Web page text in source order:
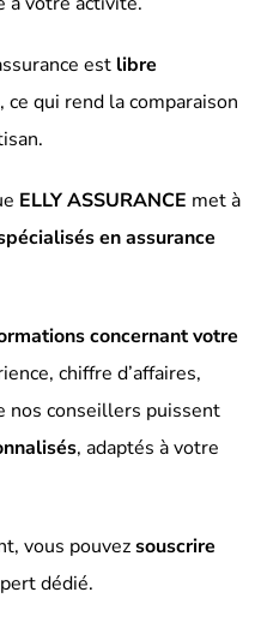
est libre
, ce qui rend la comparaison
ELLY ASSURANCE met à
en assurance
concernant votre
chiffre d’affaires,
nos conseillers puissent
, adaptés à votre
vous pouvezsouscrire
dédié.